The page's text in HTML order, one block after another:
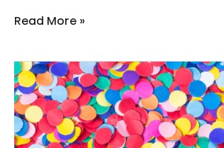
Mercato
conferma
la
sua
crescita
inarrestabile
Read More »